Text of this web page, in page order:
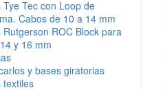
Tye Tec con Loop de
Cabos de 10 a 14 mm
Rutgerson ROC Block para
y 16 mm
y bases giratorias
textiles